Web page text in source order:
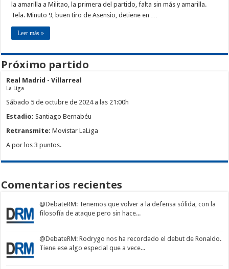
la amarilla a Militao, la primera del partido, falta sin más y amarilla.
Tela. Minuto 9, buen tiro de Asensio, detiene en …
Leer más »
Próximo partido
Real Madrid - Villarreal
La Liga
Sábado 5 de octubre de 2024 a las 21:00h
Estadio: Santiago Bernabéu
Retransmite: Movistar LaLiga
A por los 3 puntos.
Comentarios recientes
@DebateRM: Tenemos que volver a la defensa sólida, con la
filosofía de ataque pero sin hace...
@DebateRM: Rodrygo nos ha recordado el debut de Ronaldo.
Tiene ese algo especial que a vece...